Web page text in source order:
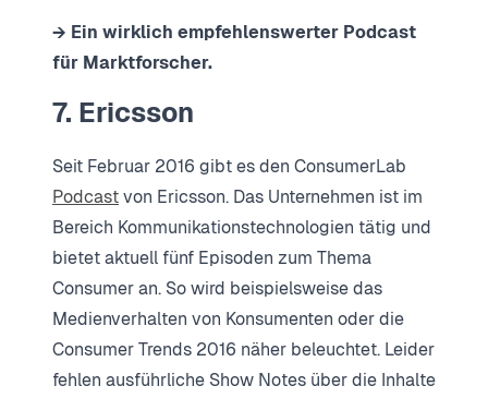
→ Ein wirklich empfehlenswerter Podcast
für Marktforscher.
7. Ericsson
Seit Februar 2016 gibt es den ConsumerLab
Podcastvon Ericsson. Das Unternehmen ist im
Bereich Kommunikationstechnologien tätig und
bietet aktuell fünf Episoden zum Thema
Consumer an. So wird beispielsweise das
Medienverhalten von Konsumenten oder die
Consumer Trends 2016 näher beleuchtet. Leider
fehlen ausführliche Show Notes über die Inhalte